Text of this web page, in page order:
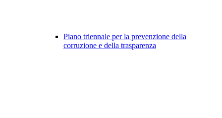
Piano triennale per la prevenzione della
corruzione e della trasparenza